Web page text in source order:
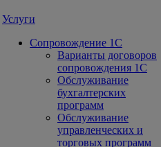
Услуги
Сопровождение 1С
Варианты договоров
сопровождения 1С
Обслуживание
бухгалтерских
программ
Обслуживание
управленческих и
торговых программ